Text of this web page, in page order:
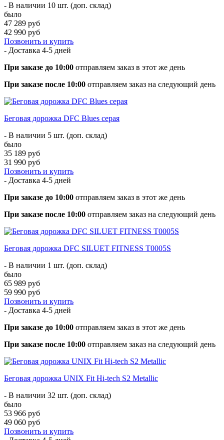
- В наличии 10 шт. (доп. склад)
было
47 289 руб
42 990 руб
Позвонить и купить
- Доставка 4-5 дней
При заказе до 10:00 отправляем заказ в этот же день
При заказе после 10:00 отправляем заказ на следующий день
Беговая дорожка DFC Blues серая
- В наличии 5 шт. (доп. склад)
было
35 189 руб
31 990 руб
Позвонить и купить
- Доставка 4-5 дней
При заказе до 10:00 отправляем заказ в этот же день
При заказе после 10:00 отправляем заказ на следующий день
Беговая дорожка DFC SILUET FITNESS T0005S
- В наличии 1 шт. (доп. склад)
было
65 989 руб
59 990 руб
Позвонить и купить
- Доставка 4-5 дней
При заказе до 10:00 отправляем заказ в этот же день
При заказе после 10:00 отправляем заказ на следующий день
Беговая дорожка UNIX Fit Hi-tech S2 Metallic
- В наличии 32 шт. (доп. склад)
было
53 966 руб
49 060 руб
Позвонить и купить